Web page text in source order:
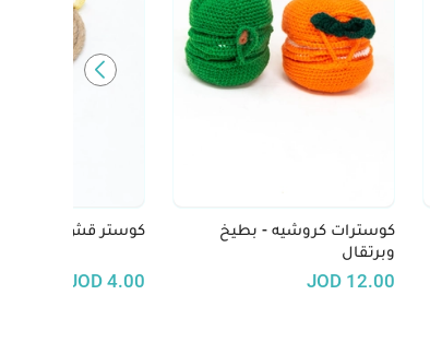
كوسترات كروشيه - بطيخ
وبرتقال
12.00
JOD
كوستر قش مدور
4.00
JOD